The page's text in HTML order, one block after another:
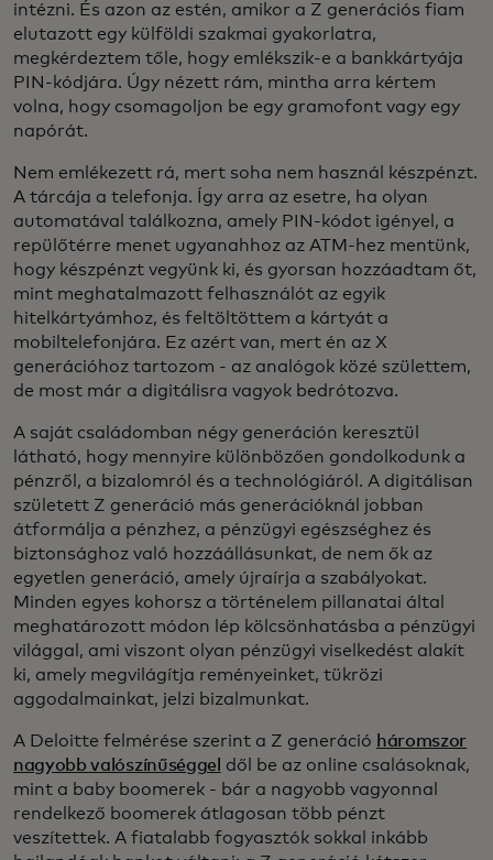
intézni. És azon az estén, amikor a Z generációs fiam
elutazott egy külföldi szakmai gyakorlatra,
megkérdeztem tőle, hogy emlékszik-e a bankkártyája
PIN-kódjára. Úgy nézett rám, mintha arra kértem
volna, hogy csomagoljon be egy gramofont vagy egy
napórát.
Nem emlékezett rá, mert soha nem használ készpénzt.
A tárcája a telefonja. Így arra az esetre, ha olyan
automatával találkozna, amely PIN-kódot igényel, a
repülőtérre menet ugyanahhoz az ATM-hez mentünk,
hogy készpénzt vegyünk ki, és gyorsan hozzáadtam őt,
mint meghatalmazott felhasználót az egyik
hitelkártyámhoz, és feltöltöttem a kártyát a
mobiltelefonjára. Ez azért van, mert én az X
generációhoz tartozom - az analógok közé születtem,
de most már a digitálisra vagyok bedrótozva.
A saját családomban négy generáción keresztül
látható, hogy mennyire különbözően gondolkodunk a
pénzről, a bizalomról és a technológiáról. A digitálisan
született Z generáció más generációknál jobban
átformálja a pénzhez, a pénzügyi egészséghez és
biztonsághoz való hozzáállásunkat, de nem ők az
egyetlen generáció, amely újraírja a szabályokat.
Minden egyes kohorsz a történelem pillanatai által
meghatározott módon lép kölcsönhatásba a pénzügyi
világgal, ami viszont olyan pénzügyi viselkedést alakít
ki, amely megvilágítja reményeinket, tükrözi
aggodalmainkat, jelzi bizalmunkat.
A Deloitte felmérése szerint a Z generáció háromszor
nagyobb valószínűséggel
dől be az online csalásoknak,
mint a baby boomerek - bár a nagyobb vagyonnal
rendelkező boomerek átlagosan több pénzt
veszítettek. A fiatalabb fogyasztók sokkal inkább